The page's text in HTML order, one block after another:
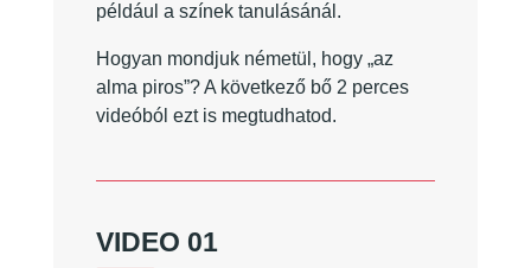
például a színek tanulásánál.
Hogyan mondjuk németül, hogy „az
alma piros”? A következő bő 2 perces
videóból ezt is megtudhatod.
VIDEO 01